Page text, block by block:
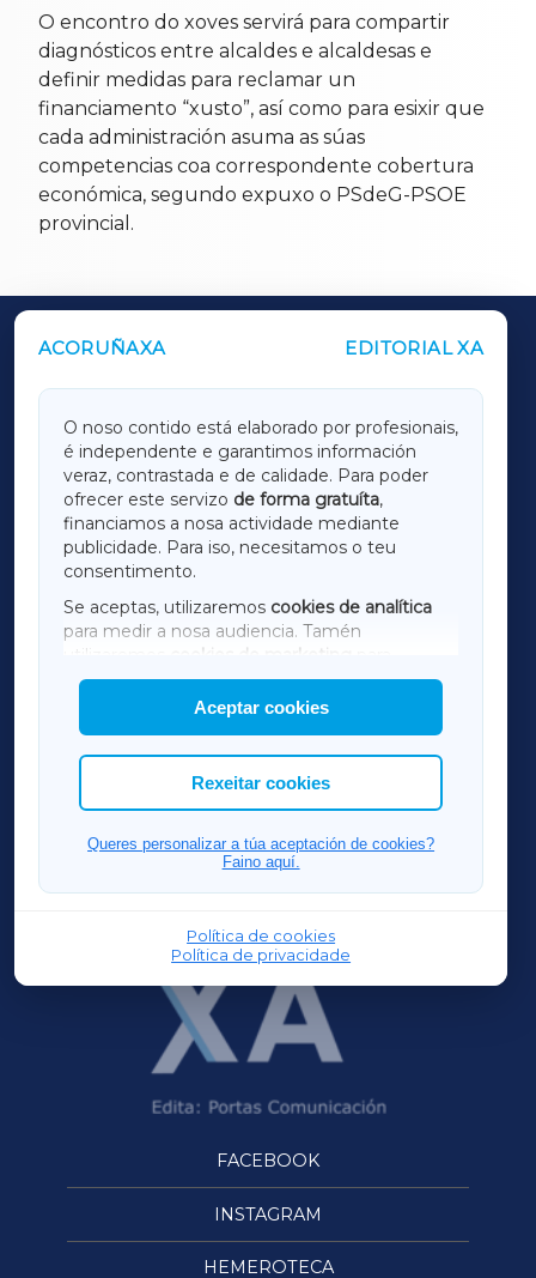
O encontro do xoves servirá para compartir
diagnósticos entre alcaldes e alcaldesas e
definir medidas para reclamar un
financiamento “xusto”, así como para esixir que
cada administración asuma as súas
competencias coa correspondente cobertura
económica, segundo expuxo o PSdeG-PSOE
provincial.
ACORUÑAXA EDITORIAL XA
O noso contido está elaborado por profesionais,
é independente e garantimos información
veraz, contrastada e de calidade. Para poder
ofrecer este servizo de forma gratuíta,
financiamos a nosa actividade mediante
publicidade. Para iso, necesitamos o teu
consentimento.
Se aceptas, utilizaremos cookies de analítica
para medir a nosa audiencia. Tamén
utilizaremos
cookies de marketing
mostrar publicidade de terceiros.
Así mesmo, podes personalizar a elección das
cookies que desexas permitir.
Aceptar cookies
Rexeitar cookies
Queres personalizar a túa aceptación de cookies?
Faino aquí.
Política de cookies
Política de privacidade
OUTROS PERIÓDICOS
LUGOXA
TERRACHAXA
AMARIÑAXA
RIBEIRASACRAXA
ACORUÑAXA
FERROLXA
OURENSEXA
FACEBOOK
INSTAGRAM
HEMEROTECA